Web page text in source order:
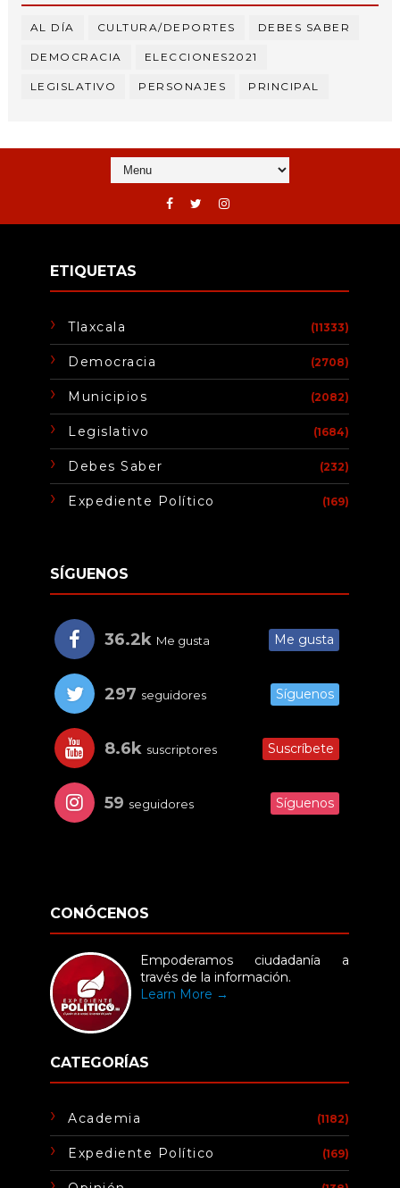
AL DÍA CULTURA/DEPORTES DEBES SABER
DEMOCRACIA ELECCIONES2021
LEGISLATIVO PERSONAJES PRINCIPAL
ETIQUETAS
Tlaxcala (11333)
Democracia (2708)
Municipios (2082)
Legislativo (1684)
Debes Saber (232)
Expediente Político (169)
SÍGUENOS
36.2k Me gusta Me gusta
297 seguidores Síguenos
8.6k suscriptores Suscríbete
59 seguidores Síguenos
CONÓCENOS
Empoderamos ciudadanía a
través de la información.
Learn More →
CATEGORÍAS
Academia (1182)
Expediente Político (169)